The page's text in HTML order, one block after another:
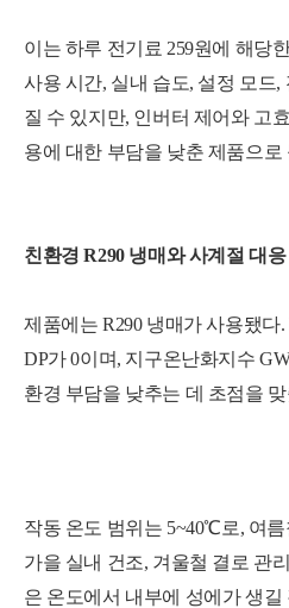
이는 하루 전기료 259원에 해당
사용 시간, 실내 습도, 설정 모드
질 수 있지만, 인버터 제어와 고
용에 대한 부담을 낮춘 제품으로
친환경 R290 냉매와 사계절 대
제품에는 R290 냉매가 사용됐다
DP가 0이며, 지구온난화지수
환경 부담을 낮추는 데 초점을
작동 온도 범위는 5~40℃로, 여
가을 실내 건조, 겨울철 결로 관
은 온도에서 내부에 성에가 생길